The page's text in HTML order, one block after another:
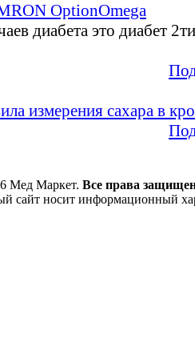
OptionOmega
диабета это диабет
измерения сахара в
Мед Маркет. Все права
сайт носит информационный